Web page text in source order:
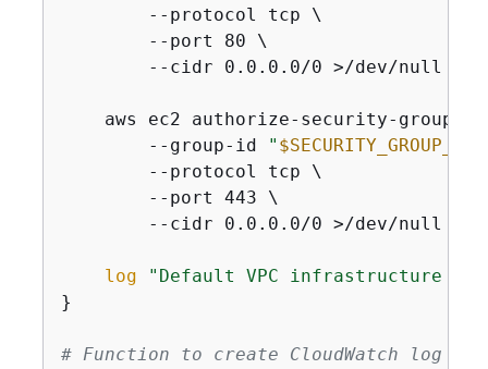
        --protocol tcp \
        --port 80 \
--cidr 0.0.0.0/0 >/dev/null
aws ec2 authorize-security-group-
        --group-id
" $SECURITY_GROUP_ID
        --protocol tcp \
        --port 443 \
--cidr 0.0.0.0/0 >/dev/null
log
"Default VPC infrastructure
}
# Function to create CloudWatch log